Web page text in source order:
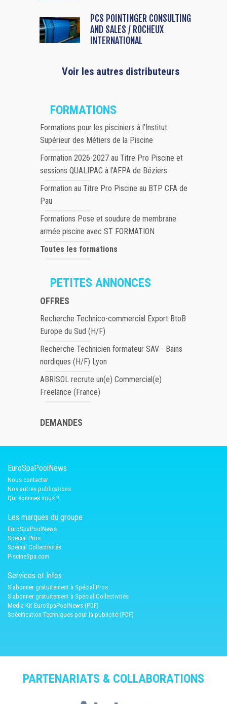
PCS POINTINGER CONSULTING
AND SALES / ROCHEUX
INTERNATIONAL
Voir les autres distributeurs
FORMATIONS
Formations pour les pisciniers à l'Institut
Supérieur des Métiers de la Piscine
Formation 2026-2027 au Titre Pro Piscine et
sessions QUALIPAC à l'AFPA de Béziers
Formation au Titre Pro Piscine au BTP CFA de
Pau
Formations Pose et soudure de membrane
armée piscine avec ST FORMATION
Toutes les formations
PETITES ANNONCES
OFFRES
Recherche Technico-commercial Export BtoB
Europe du Sud (H/F)
Recherche Technicien formateur SAV - Bains
nordiques (H/F) Lyon
ABRISOL recrute un(e) Commercial(e)
Freelance (France)
DEMANDES
EuroSpaPoolNews
Nous contacter
Nos autres publications
Qui sommes nous ?
Les marques du groupe
EuroSpaPoolNews
Spécial Pros
Spécial Collectivités
PiscineSpa.com
Services et Infos
S'abonner gratuitement à Spécial Pros
S'abonner gratuitement à Spécial Collectivités
Media Kit EuroSpaPoolNews (PDF)
Spécification Techniques pour la publicité (PDF)
PARTENARIATS & COLLABORATIONS